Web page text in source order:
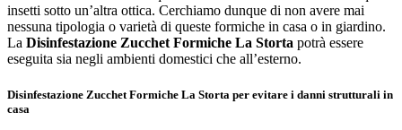
insetti sotto un’altra ottica. Cerchiamo dunque di non avere mai
nessuna tipologia o varietà di queste formiche in casa o in giardino.
La Disinfestazione Zucchet Formiche La Storta potrà essere
eseguita sia negli ambienti domestici che all’esterno.
Disinfestazione Zucchet Formiche La Storta per evitare i danni strutturali in
casa